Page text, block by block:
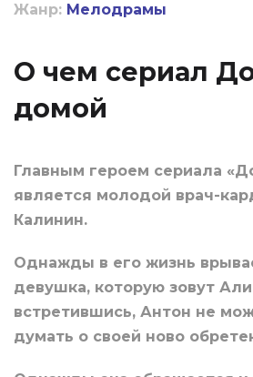
Жанр: Мелодрамы
О чем сериал
домой
Главным героем сериала
является молодой врач-
Калинин.
Однажды в его жизнь
девушка, которую зовут
встретившись, Антон не
думать о своей ново